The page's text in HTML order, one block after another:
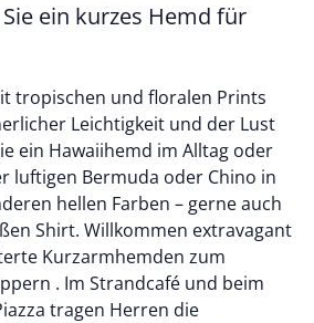
ein kurzes Hemd für
tropischen und floralen Prints
Leichtigkeit und der Lust
ein Hawaiihemd im Alltag oder
luftigen Bermuda oder Chino in
hellen Farben – gerne auch
Shirt. Willkommen extravagant
Kurzarmhemden zum
. Im Strandcafé und beim
tragen Herren die